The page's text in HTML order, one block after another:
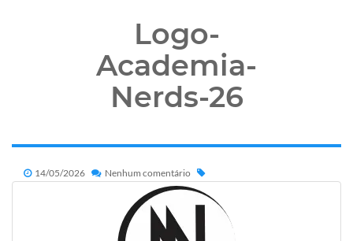
Logo-
Academia-
Nerds-26
14/05/2026 Nenhum comentário